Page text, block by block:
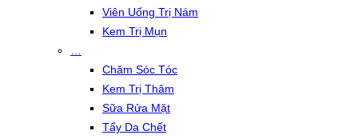
Viên Uống Trị Nám
Kem Trị Mụn
Chăm Sóc Tóc
Kem Trị Thâm
Sữa Rửa Mặt
Tẩy Da Chết